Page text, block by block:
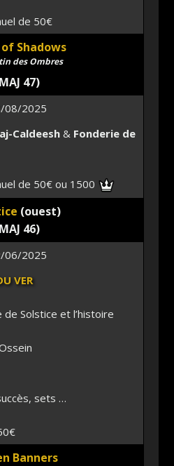
de 50€
Shadows
des Ombres
47)
08/2025
Caldeesh& Fonderie de
de 50€ ou 1500
(ouest)
46)
06/2025
VER
de Solstice et l’histoire
sets …
Banners